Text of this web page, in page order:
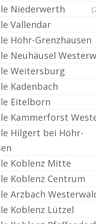
Niederwerth
Vallendar
Höhr-Grenzhausen
Neuhäusel
Weitersburg
Kadenbach
Eitelborn
Kammerforst
Hilgert bei Höhr-
Koblenz Mitte
Koblenz Centrum
Arzbach
Koblenz Lützel